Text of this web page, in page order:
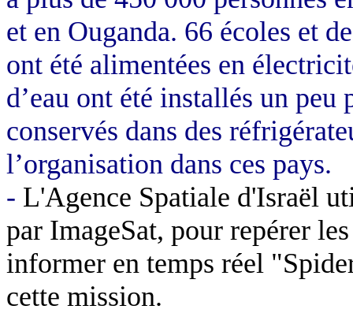
et en Ouganda. 66 écoles et
ont été alimentées en
d’eau ont été installés un
conservés dans des
l’organisation dans ces pays.
- L'Agence Spatiale d'Israël
par ImageSat, pour repérer
informer en temps réel
cette mission.